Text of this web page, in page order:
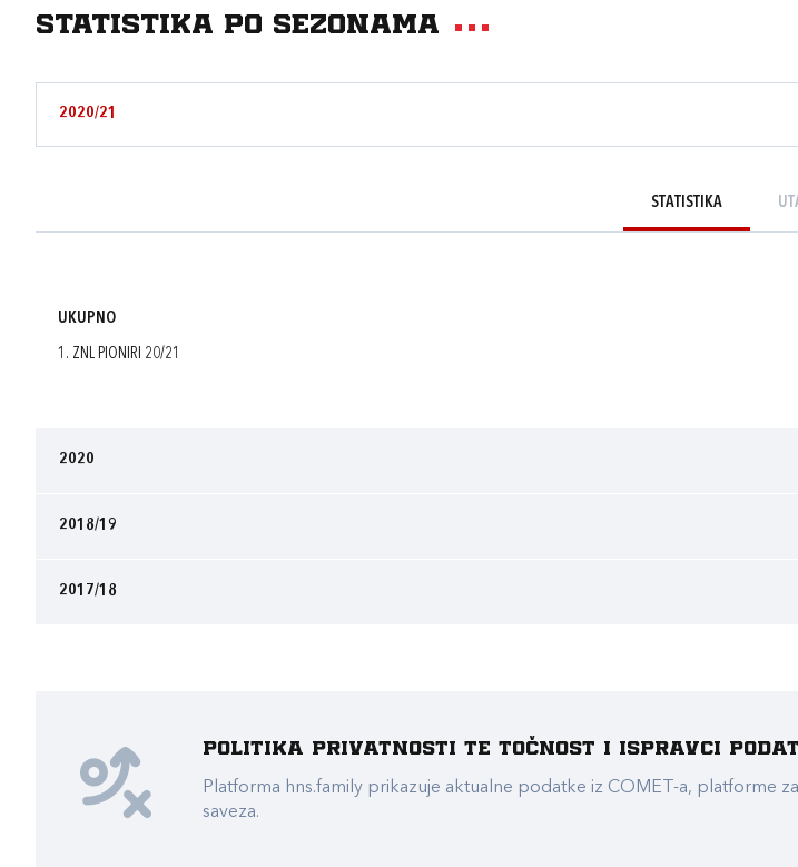
Statistika po sezonama
2020/21
STATISTIKA
UKUPNO
1. ZNL PIONIRI 20/21
2020
2018/19
2017/18
Politika privatnosti te točnost i ispravci
Platforma hns.family prikazuje aktualne podatke iz COMET-a, platforme
saveza.